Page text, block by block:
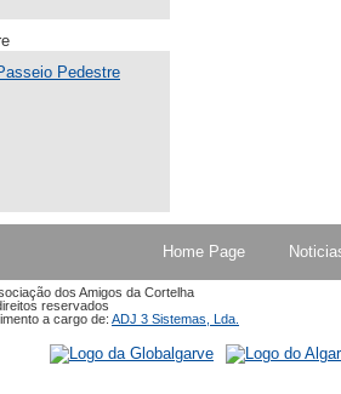
Home Page
dos Amigos da Cortelha
reservados
a cargo de: ADJ 3 Sistemas, Lda.